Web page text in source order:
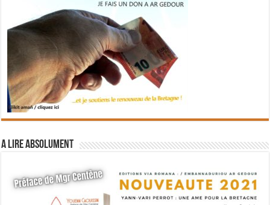
A lire absolument